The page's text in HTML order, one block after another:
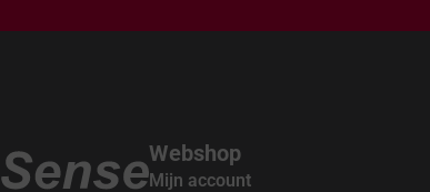
Webshop
Mijn account